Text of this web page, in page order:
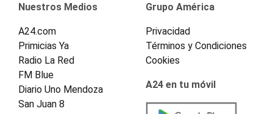
Nuestros Medios
A24.com
Primicias Ya
Radio La Red
FM Blue
Diario Uno Mendoza
San Juan 8
Grupo América
Privacidad
Términos y Condiciones
Cookies
A24 en tu móvil